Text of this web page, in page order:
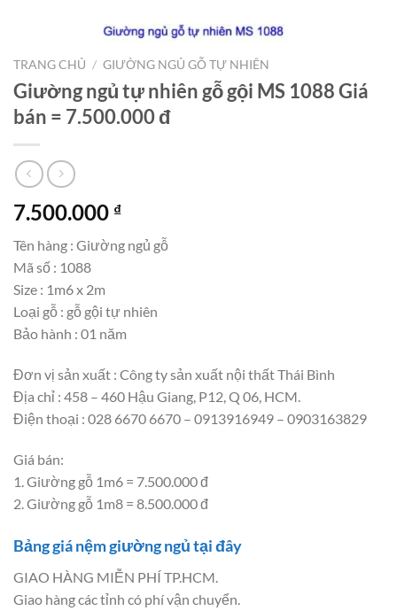
TRANG CHỦ / GIƯỜNG NGỦ GỖ TỰ NHIÊN
Giường ngủ tự nhiên gỗ gội MS 1088 Giá
bán = 7.500.000 đ
7.500.000 ₫
Tên hàng : Giường ngủ gỗ
Mã số : 1088
Size : 1m6 x 2m
Loại gỗ : gỗ gội tự nhiên
Bảo hành : 01 năm
Đơn vị sản xuất : Công ty sản xuất nội thất Thái Bình
Địa chỉ : 458 – 460 Hậu Giang, P12, Q 06, HCM.
Điện thoại : 028 6670 6670 – 0913916949 – 0903163829
Giá bán:
1. Giường gỗ 1m6 = 7.500.000 đ
2. Giường gỗ 1m8 = 8.500.000 đ
Bảng giá nệm giường ngủ tại đây
GIAO HÀNG MIỄN PHÍ TP.HCM.
Giao hàng các tỉnh có phí vận chuyển.